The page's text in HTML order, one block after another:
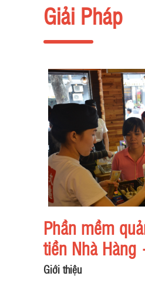
Giải Pháp
Phần mềm
tiền Nhà
Giới thiệu